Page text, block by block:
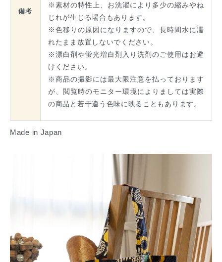
備考
※素材の特性上、お洗濯により多少の縮みやね
じれが生じる場合もあります。
※色移りの原因になりますので、長時間水に濡
れたまま放置しないでください。
※漂白剤や蛍光増白剤入り洗剤のご使用はお避
けください。
※商品の撮影には最大限注意を払っております
が、閲覧時のモニター環境によりましては実際
の商品と若干違う色味に映ることもあります。
Made in Japan